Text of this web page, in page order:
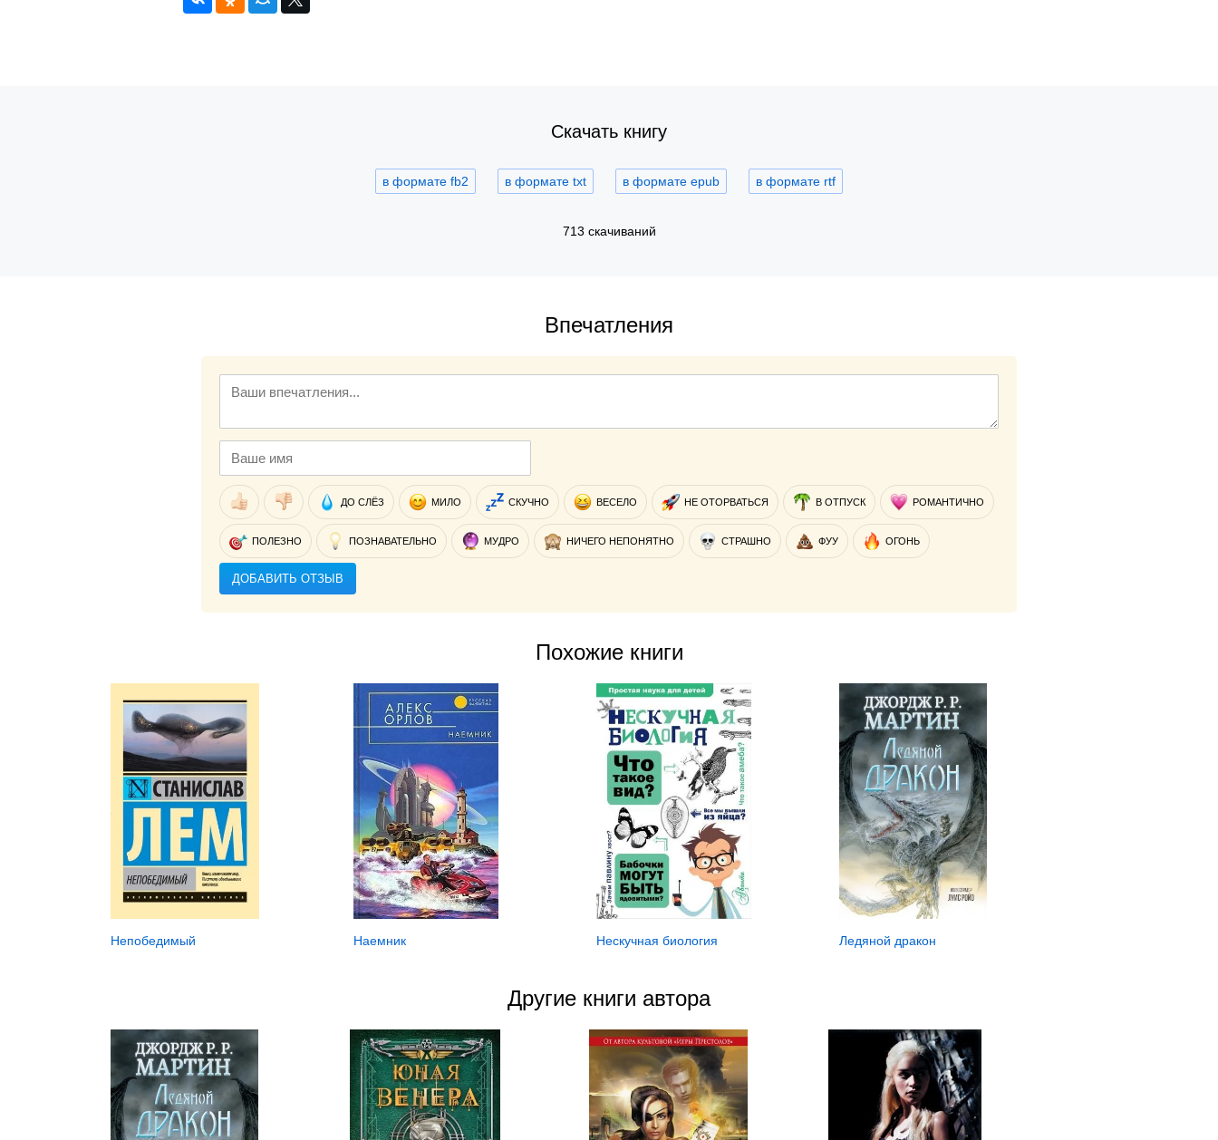
Скачать книгу
в формате fb2 в формате txt в формате epub в формате rtf
713 скачиваний
Впечатления
ДО СЛЁЗ МИЛО СКУЧНО ВЕСЕЛО НЕ ОТОРВАТЬСЯ В ОТПУСК РОМАНТИЧНО
ПОЛЕЗНО ПОЗНАВАТЕЛЬНО МУДРО НИЧЕГО НЕПОНЯТНО СТРАШНО ФУУ ОГОНЬ
ДОБАВИТЬ ОТЗЫВ
Похожие книги
Непобедимый Наемник Нескучная биология Ледяной дракон
Другие книги автора